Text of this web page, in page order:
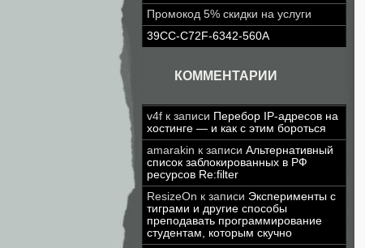
Промокод 5% скидки на услуги
39CC-C72F-6342-560A
КОММЕНТАРИИ
v4f к записи Перебор IP-адресов на
хостинге — и как с этим бороться
amarakin к записи Альтернативный
список заблокированных в РФ
ресурсов Re:filter
ResizeOn к записи Эксперименты с
тиграми и другие способы
преподавать программирование
студентам, которым скучно